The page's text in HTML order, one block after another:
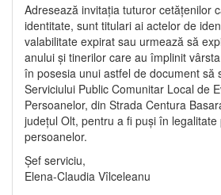
Adresează invitația tuturor cetățenilor
identitate, sunt titulari ai actelor de
valabilitate expirat sau urmează să
anului și tinerilor care au împlinit
în posesia unui astfel de document să
Serviciului Public Comunitar Local de
Persoanelor, din Strada Centura
județul Olt, pentru a fi puși în
persoanelor.
Șef serviciu,
Elena-Claudia Vîlceleanu